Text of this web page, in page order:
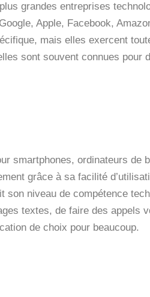
grandes entreprises
Apple, Facebook,
mais elles exercent
sont souvent connues pour
smartphones, ordinateurs de
grâce à sa facilité
niveau de compétence
textes, de faire des appels
de choix pour beaucoup.